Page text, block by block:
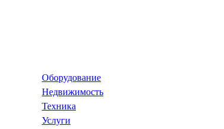
Оборудование
Недвижимость
Техника
Услуги